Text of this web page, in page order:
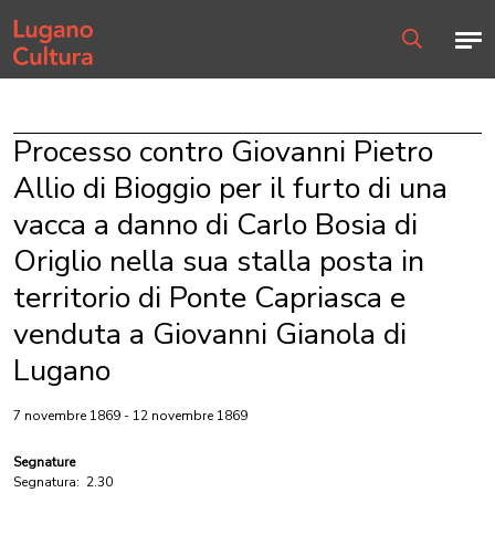
Home page
Processo contro Giovanni Pietro
Allio di Bioggio per il furto di una
vacca a danno di Carlo Bosia di
Origlio nella sua stalla posta in
territorio di Ponte Capriasca e
venduta a Giovanni Gianola di
Lugano
7 novembre 1869 - 12 novembre 1869
Segnature
Segnatura: 2.30